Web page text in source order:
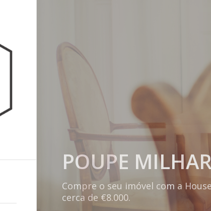
POUPE
Compre o seu imóvel com a
cerca de €8.000.